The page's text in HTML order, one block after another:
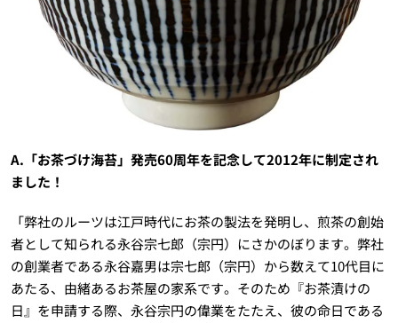
A.「お茶づけ海苔」発売60周年を記念して2012年に制定され
ました！
「弊社のルーツは江戸時代にお茶の製法を発明し、煎茶の創始
者として知られる永谷宗七郎（宗円）にさかのぼります。弊社
の創業者である永谷嘉男は宗七郎（宗円）から数えて10代目に
あたる、由緒あるお茶屋の家系です。そのため『お茶漬けの
日』を申請する際、永谷宗円の偉業をたたえ、彼の命日である